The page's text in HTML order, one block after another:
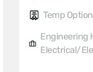
Temp
Engineering
Electrical/